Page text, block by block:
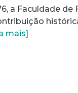
a Faculdade de
mais]